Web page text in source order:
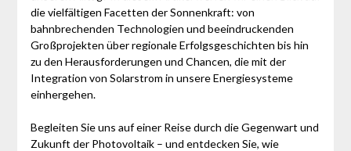
die vielfältigen Facetten der Sonnenkraft: von
bahnbrechenden Technologien und beeindruckenden
Großprojekten über regionale Erfolgsgeschichten bis hin
zu den Herausforderungen und Chancen, die mit der
Integration von Solarstrom in unsere Energiesysteme
einhergehen.
Begleiten Sie uns auf einer Reise durch die Gegenwart und
Zukunft der Photovoltaik – und entdecken Sie, wie